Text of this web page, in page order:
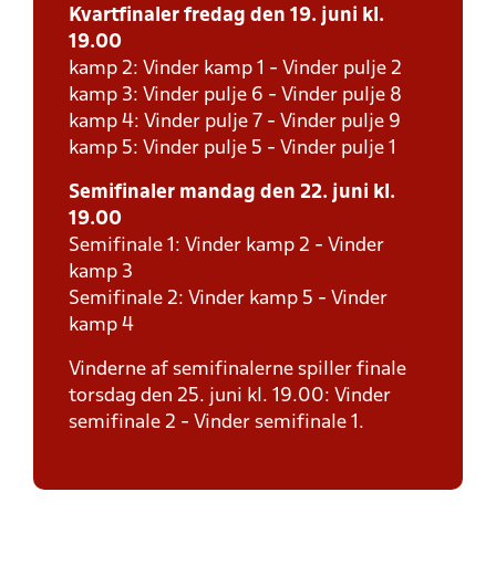
Kvartfinaler fredag den 19. juni kl.
19.00
kamp 2: Vinder kamp 1 - Vinder pulje 2
kamp 3: Vinder pulje 6 - Vinder pulje 8
kamp 4: Vinder pulje 7 - Vinder pulje 9
kamp 5: Vinder pulje 5 - Vinder pulje 1
Semifinaler mandag den 22. juni kl.
19.00
Semifinale 1: Vinder kamp 2 - Vinder
kamp 3
Semifinale 2: Vinder kamp 5 - Vinder
kamp 4
Vinderne af semifinalerne spiller finale
torsdag den 25. juni kl. 19.00: Vinder
semifinale 2 - Vinder semifinale 1.